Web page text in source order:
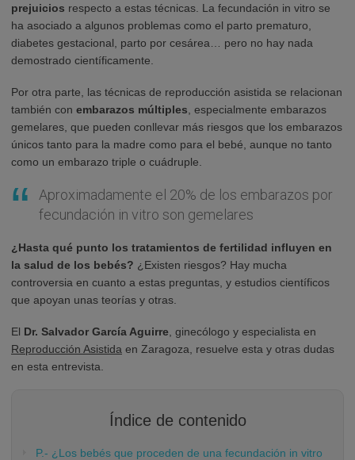
prejuicios respecto a estas técnicas. La fecundación in vitro se
ha asociado a algunos problemas como el parto prematuro,
diabetes gestacional, parto por cesárea… pero no hay nada
demostrado científicamente.
Por otra parte, las técnicas de reproducción asistida se relacionan
también con embarazos múltiples , especialmente embarazos
gemelares, que pueden conllevar más riesgos que los embarazos
únicos tanto para la madre como para el bebé, aunque no tanto
como un embarazo triple o cuádruple.
Aproximadamente el 20% de los embarazos por
fecundación in vitro son gemelares
¿Hasta qué punto los tratamientos de fertilidad influyen en
la salud de los bebés? ¿Existen riesgos? Hay mucha
controversia en cuanto a estas preguntas, y estudios científicos
que apoyan unas teorías y otras.
El Dr. Salvador García Aguirre , ginecólogo y especialista en
Reproducción Asistida en Zaragoza, resuelve esta y otras dudas
en esta entrevista.
Índice de contenido
P.- ¿Los bebés que proceden de una fecundación in vitro